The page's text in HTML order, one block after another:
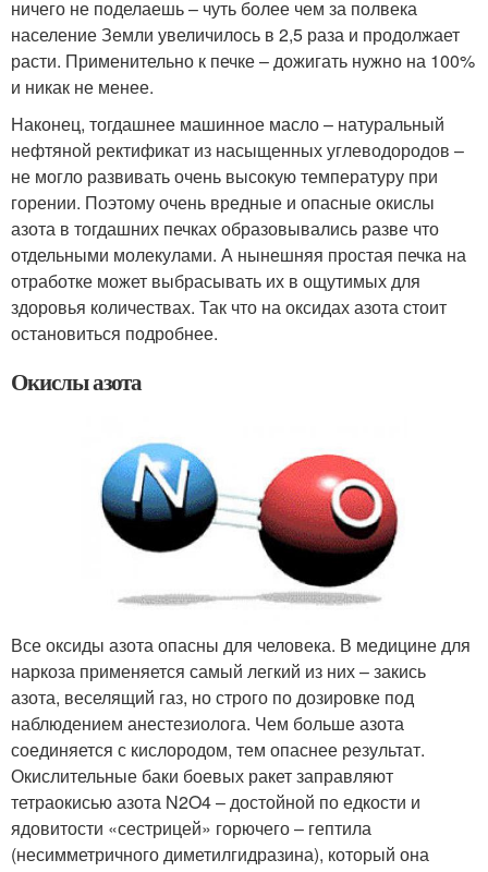
ничего не поделаешь – чуть более чем за полвека
население Земли увеличилось в 2,5 раза и продолжает
расти. Применительно к печке – дожигать нужно на 100%
и никак не менее.
Наконец, тогдашнее машинное масло – натуральный
нефтяной ректификат из насыщенных углеводородов –
не могло развивать очень высокую температуру при
горении. Поэтому очень вредные и опасные окислы
азота в тогдашних печках образовывались разве что
отдельными молекулами. А нынешняя простая печка на
отработке может выбрасывать их в ощутимых для
здоровья количествах. Так что на оксидах азота стоит
остановиться подробнее.
Окислы азота
Все оксиды азота опасны для человека. В медицине для
наркоза применяется самый легкий из них – закись
азота, веселящий газ, но строго по дозировке под
наблюдением анестезиолога. Чем больше азота
соединяется с кислородом, тем опаснее результат.
Окислительные баки боевых ракет заправляют
тетраокисью азота N2O4 – достойной по едкости и
ядовитости «сестрицей» горючего – гептила
(несимметричного диметилгидразина), который она